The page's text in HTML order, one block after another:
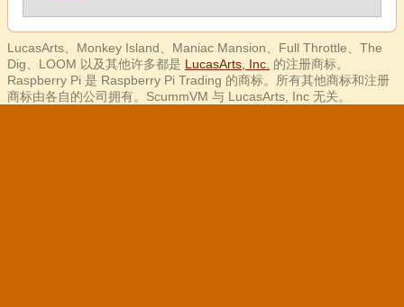
LucasArts、Monkey Island、Maniac Mansion、Full Throttle、The
Dig、LOOM 以及其他许多都是 LucasArts, Inc. 的注册商标。
Raspberry Pi 是 Raspberry Pi Trading 的商标。所有其他商标和注册
商标由各自的公司拥有。ScummVM 与 LucasArts, Inc 无关。